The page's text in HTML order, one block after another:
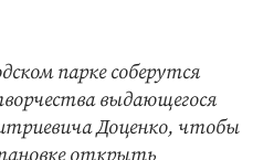
парке соберутся
выдающегося
Доценко, чтобы
открыть